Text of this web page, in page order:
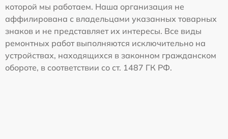
которой мы работаем. Наша организация не
аффилирована с владельцами указанных товарных
знаков и не представляет их интересы. Все виды
ремонтных работ выполняются исключительно на
устройствах, находящихся в законном гражданском
обороте, в соответствии со ст. 1487 ГК РФ.